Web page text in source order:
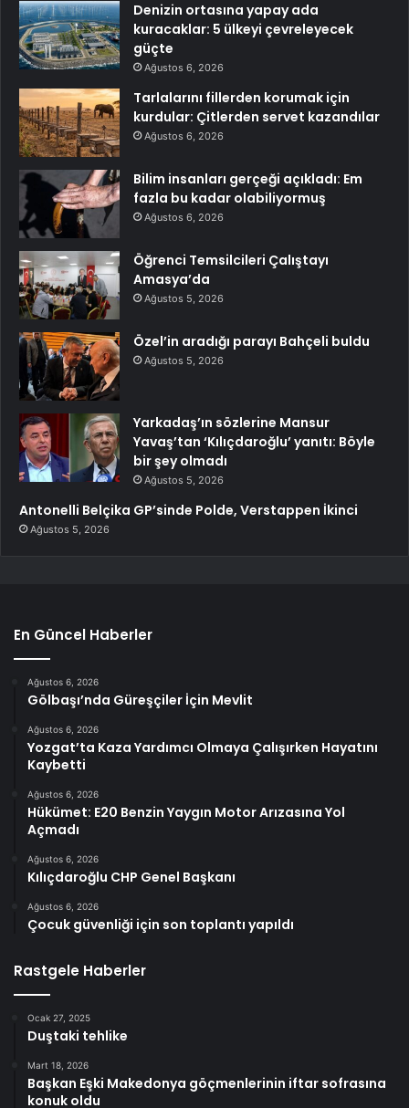
Denizin ortasına yapay ada
kuracaklar: 5 ülkeyi çevreleyecek
güçte
Ağustos 6, 2026
Tarlalarını fillerden korumak için
kurdular: Çitlerden servet kazandılar
Ağustos 6, 2026
Bilim insanları gerçeği açıkladı: Em
fazla bu kadar olabiliyormuş
Ağustos 6, 2026
Öğrenci Temsilcileri Çalıştayı
Amasya’da
Ağustos 5, 2026
Özel’in aradığı parayı Bahçeli buldu
Ağustos 5, 2026
Yarkadaş’ın sözlerine Mansur
Yavaş’tan ‘Kılıçdaroğlu’ yanıtı: Böyle
bir şey olmadı
Ağustos 5, 2026
Antonelli Belçika GP’sinde Polde, Verstappen İkinci
Ağustos 5, 2026
En Güncel Haberler
Ağustos 6, 2026
Gölbaşı’nda Güreşçiler İçin Mevlit
Ağustos 6, 2026
Yozgat’ta Kaza Yardımcı Olmaya Çalışırken Hayatını
Kaybetti
Ağustos 6, 2026
Hükümet: E20 Benzin Yaygın Motor Arızasına Yol
Açmadı
Ağustos 6, 2026
Kılıçdaroğlu CHP Genel Başkanı
Ağustos 6, 2026
Çocuk güvenliği için son toplantı yapıldı
Rastgele Haberler
Ocak 27, 2025
Duştaki tehlike
Mart 18, 2026
Başkan Eşki Makedonya göçmenlerinin iftar sofrasına
konuk oldu